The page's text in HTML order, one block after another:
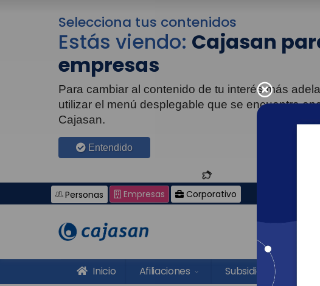
Selecciona tus contenidos
Estás viendo: Cajasan
empresas
Para cambiar al contenido de tu interés más
utilizar el menú desplegable que se encuentra
Cajasan.
Entendido
Personas Empresas Corporativo
Inicio Afiliaciones Subsidios